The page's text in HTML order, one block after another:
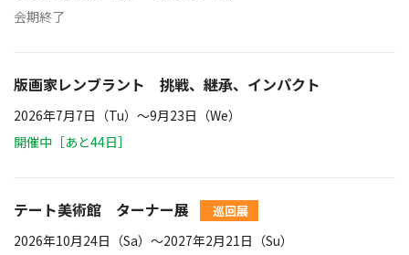
会期終了
版画家レンブラント 挑戦、継承、インパクト
2026年7月7日（Tu）〜9月23日（We）
開催中［あと44日］
テート美術館 ターナー展 巡回展
2026年10月24日（Sa）〜2027年2月21日（Su）